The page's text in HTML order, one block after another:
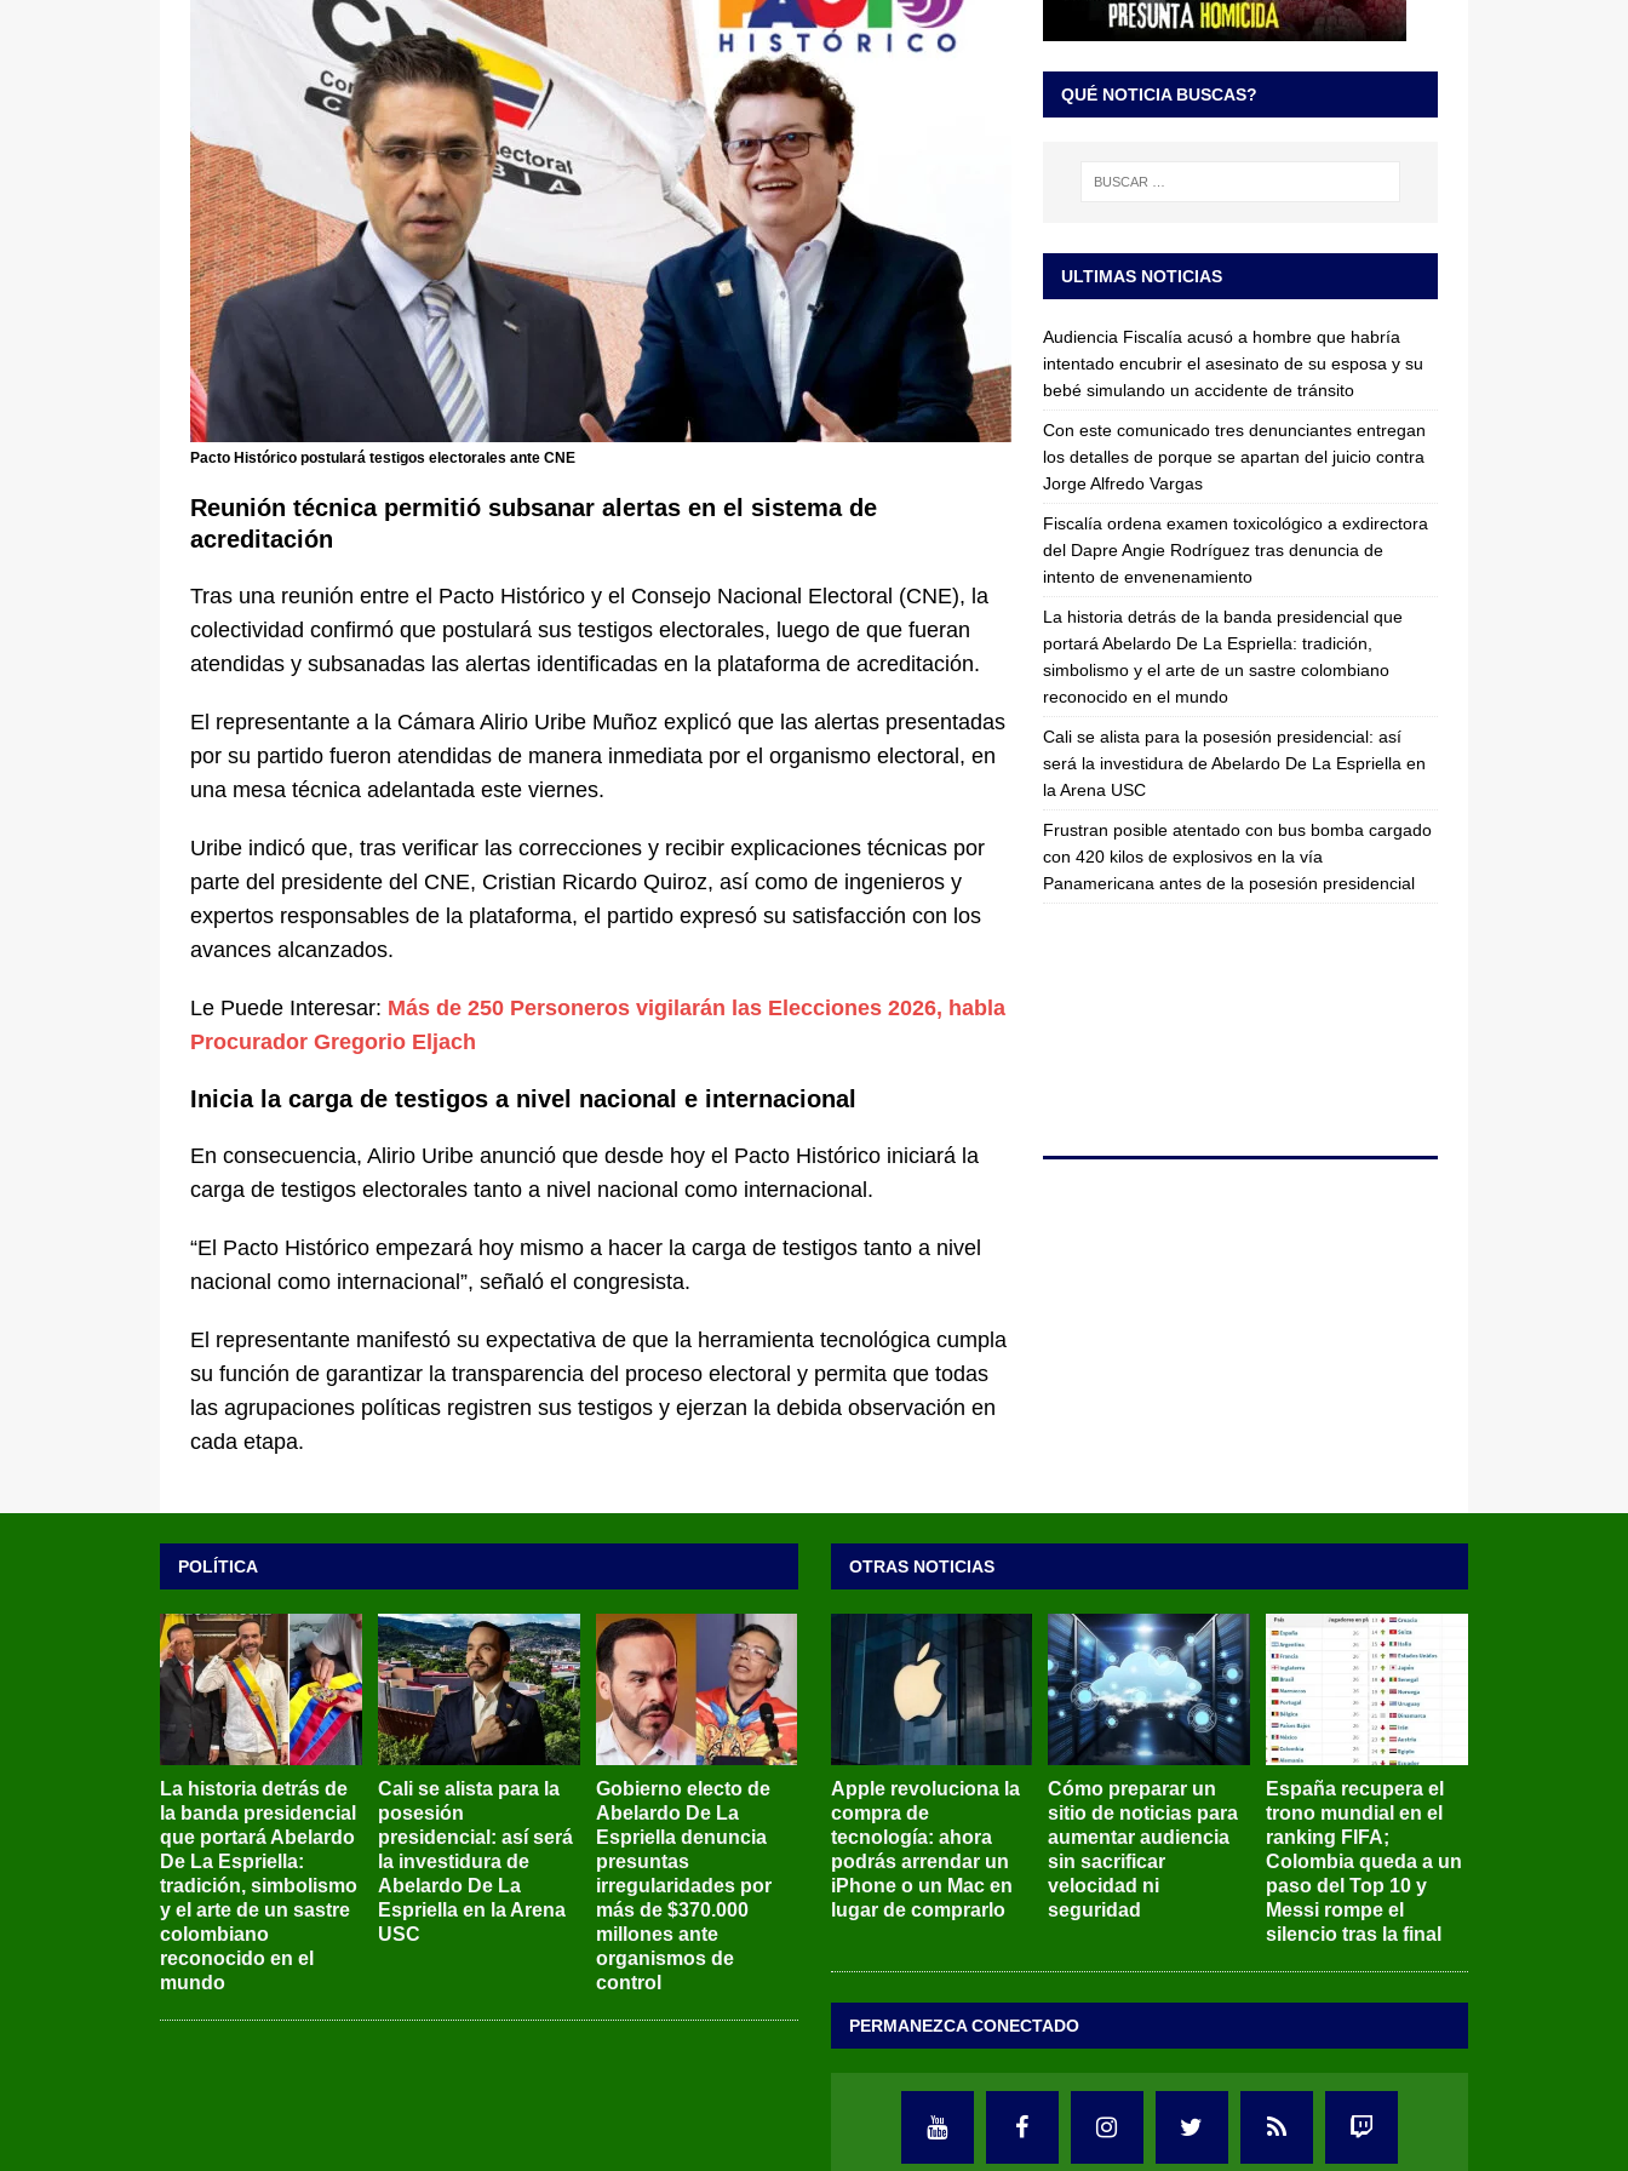
ÚLTIMO
[ 5 de agosto de 2026 ] Cali se alista para la posesión presidencial: así será la investidura de Abelardo
De La Espriella en la Arena USC LO ÚLTIMO
Pacto Histórico postulará testigos electorales ante CNE
Reunión técnica permitió subsanar alertas en el sistema de
acreditación
Tras una reunión entre el Pacto Histórico y el Consejo Nacional Electoral (CNE), la
colectividad confirmó que postulará sus testigos electorales, luego de que fueran
atendidas y subsanadas las alertas identificadas en la plataforma de acreditación.
El representante a la Cámara Alirio Uribe Muñoz explicó que las alertas presentadas
por su partido fueron atendidas de manera inmediata por el organismo electoral, en
una mesa técnica adelantada este viernes.
Uribe indicó que, tras verificar las correcciones y recibir explicaciones técnicas por
parte del presidente del CNE, Cristian Ricardo Quiroz, así como de ingenieros y
expertos responsables de la plataforma, el partido expresó su satisfacción con los
avances alcanzados.
Le Puede Interesar: Más de 250 Personeros vigilarán las Elecciones 2026, habla
Procurador Gregorio Eljach
Inicia la carga de testigos a nivel nacional e internacional
En consecuencia, Alirio Uribe anunció que desde hoy el Pacto Histórico iniciará la
carga de testigos electorales tanto a nivel nacional como internacional.
“El Pacto Histórico empezará hoy mismo a hacer la carga de testigos tanto a nivel
nacional como internacional”, señaló el congresista.
El representante manifestó su expectativa de que la herramienta tecnológica cumpla
su función de garantizar la transparencia del proceso electoral y permita que todas
las agrupaciones políticas registren sus testigos y ejerzan la debida observación en
cada etapa.
QUÉ NOTICIA BUSCAS?
ULTIMAS NOTICIAS
Audiencia Fiscalía acusó a hombre que habría
intentado encubrir el asesinato de su esposa y su
bebé simulando un accidente de tránsito
Con este comunicado tres denunciantes entregan
los detalles de porque se apartan del juicio contra
Jorge Alfredo Vargas
Fiscalía ordena examen toxicológico a exdirectora
del Dapre Angie Rodríguez tras denuncia de
intento de envenenamiento
La historia detrás de la banda presidencial que
portará Abelardo De La Espriella: tradición,
simbolismo y el arte de un sastre colombiano
reconocido en el mundo
Cali se alista para la posesión presidencial: así
será la investidura de Abelardo De La Espriella en
la Arena USC
Frustran posible atentado con bus bomba cargado
con 420 kilos de explosivos en la vía
Panamericana antes de la posesión presidencial
POLÍTICA
La historia detrás de
la banda presidencial
que portará Abelardo
De La Espriella:
tradición, simbolismo
y el arte de un sastre
colombiano
reconocido en el
mundo
Cali se alista para la
posesión
presidencial: así será
la investidura de
Abelardo De La
Espriella en la Arena
USC
Gobierno electo de
Abelardo De La
Espriella denuncia
presuntas
irregularidades por
más de $370.000
millones ante
organismos de
control
OTRAS NOTICIAS
Apple revoluciona la
compra de
tecnología: ahora
podrás arrendar un
iPhone o un Mac en
lugar de comprarlo
Cómo preparar un
sitio de noticias para
aumentar audiencia
sin sacrificar
velocidad ni
seguridad
España recupera el
trono mundial en el
ranking FIFA;
Colombia queda a un
paso del Top 10 y
Messi rompe el
silencio tras la final
PERMANEZCA CONECTADO